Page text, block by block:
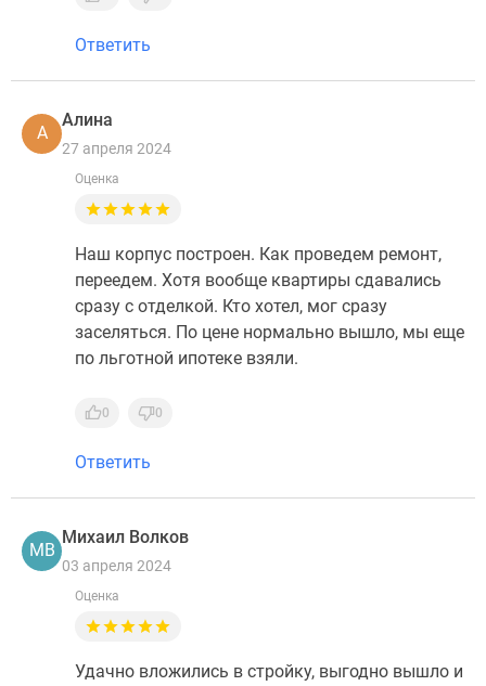
Ответить
А
Алина
27 апреля 2024
Оценка
Наш корпус построен. Как проведем ремонт,
переедем. Хотя вообще квартиры сдавались
сразу с отделкой. Кто хотел, мог сразу
заселяться. По цене нормально вышло, мы еще
по льготной ипотеке взяли.
0 0
Ответить
МВ
Михаил Волков
03 апреля 2024
Оценка
Удачно вложились в стройку, выгодно вышло и